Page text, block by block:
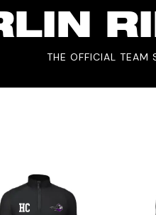
THE OFFICIAL TEAM